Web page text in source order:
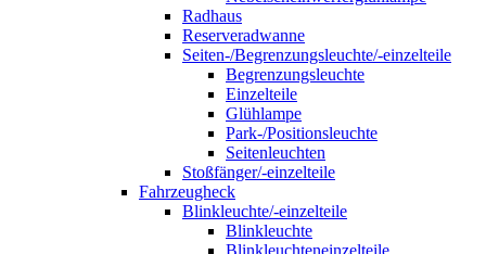
Radhaus
Reserveradwanne
Seiten-/Begrenzungsleuchte/-einzelteile
Begrenzungsleuchte
Einzelteile
Glühlampe
Park-/Positionsleuchte
Seitenleuchten
Stoßfänger/-einzelteile
Fahrzeugheck
Blinkleuchte/-einzelteile
Blinkleuchte
Blinkleuchteneinzelteile